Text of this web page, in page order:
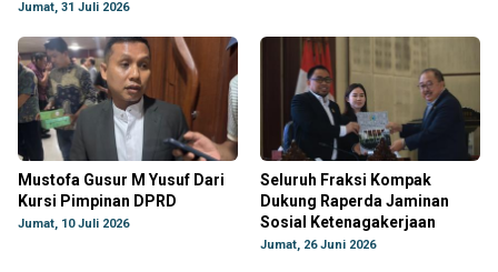
Jumat, 31 Juli 2026
Mustofa Gusur M Yusuf Dari
Kursi Pimpinan DPRD
Jumat, 10 Juli 2026
Seluruh Fraksi Kompak
Dukung Raperda Jaminan
Sosial Ketenagakerjaan
Jumat, 26 Juni 2026